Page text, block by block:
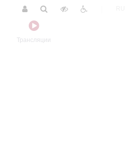
Трансляции